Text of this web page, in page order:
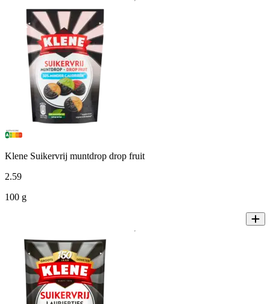
Klene Suikervrij muntdrop drop fruit
2.59
100 g